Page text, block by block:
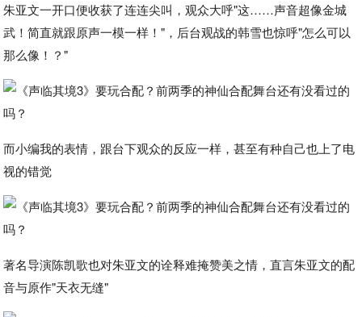
朱亚文一开口便收获了连连尖叫，观众大呼"这……声音超像金城
武！简直就跟原声一模一样！"，后台观战的韩雪也惊呼"怎么可以
那么像！？"
而小编我的表情，跟台下观众的反应一样，甚至有种自己也上了电
视的错觉
著名导演陈凯歌也对朱亚文的诠释难掩赞美之情，直言朱亚文的配
音与原作"天衣无缝"